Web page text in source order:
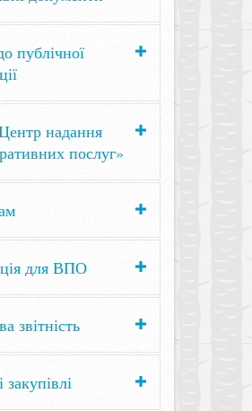
публічної
надання
послуг»
для ВПО
звітність